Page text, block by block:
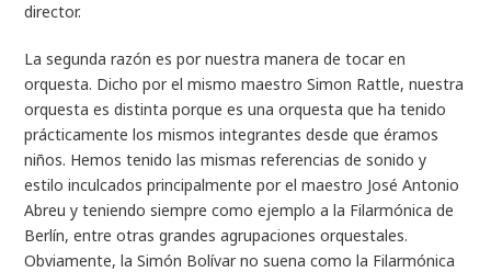
director.
La segunda razón es por nuestra manera de tocar en
orquesta. Dicho por el mismo maestro Simon Rattle, nuestra
orquesta es distinta porque es una orquesta que ha tenido
prácticamente los mismos integrantes desde que éramos
niños. Hemos tenido las mismas referencias de sonido y
estilo inculcados principalmente por el maestro José Antonio
Abreu y teniendo siempre como ejemplo a la Filarmónica de
Berlín, entre otras grandes agrupaciones orquestales.
Obviamente, la Simón Bolívar no suena como la Filarmónica